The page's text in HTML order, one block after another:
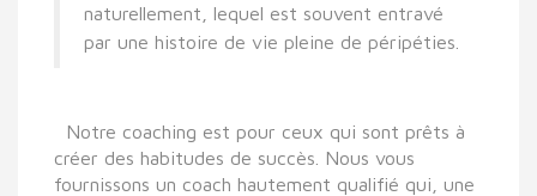
naturellement, lequel est souvent entravé
par une histoire de vie pleine de péripéties.
Notre coaching est pour ceux qui sont prêts à
créer des habitudes de succès. Nous vous
fournissons un coach hautement qualifié qui, une